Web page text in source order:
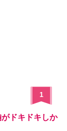
1
ドキドキしか